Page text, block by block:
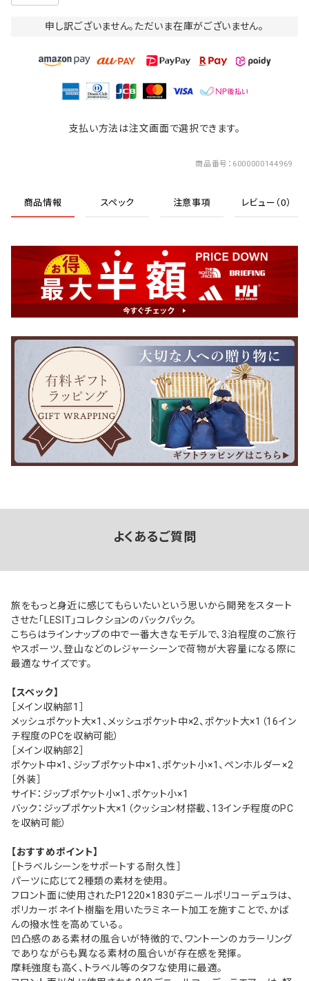
申し訳ございません。ただいま在庫がございません。
支払い方法は注文画面で選択できます。
商品番号 6000000144969
商品情報 スペック 注意事項 レビュー（0）
よくあるご質問
旅をもっと身近に感じてもらいたいという思いから開発をスタート
させた「LESIT」コレクションのバックパック。
こちらはラインナップの中で一番大きなモデルで、3泊程度のご旅行
やスポーツ、登山などのレジャーシーンで荷物が大容量になる際に
最適なサイズです。
【スペック】
［メイン収納部1］
メッシュポケット大×1、メッシュポケット中×2、ポケット大×1（16イン
チ程度のPCを収納可能）
［メイン収納部2］
ポケット中×1、ジップポケット中×1、ポケット小×1、ペンホルダー×2
［外装］
サイド：ジップポケット小×1、ポケット小×1
バック：ジップポケット大×1（クッション材搭載、13インチ程度のPC
を収納可能）
【おすすめポイント】
［トラベルシーンをサポートする耐久性］
パーツに応じて2種類の素材を使用。
フロント面に使用されたP1220×1830デニールポリコーデュラは、
ポリカーボネイト樹脂を用いたラミネート加工を施すことで、かば
んの撥水性を高めている。
凹凸感のある素材の風合いが特徴的で、ワントーンのカラーリング
でありながらも異なる素材の風合いが存在感を発揮。
摩耗強度も高く、トラベル等のタフな使用に最適。